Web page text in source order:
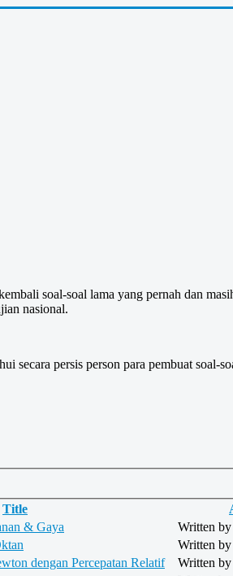
soal-soal lama yang pernah dan
nasional.
secara persis person para pembuat soal-
Title
& Gaya
Written
Written
dengan Percepatan Relatif
Written